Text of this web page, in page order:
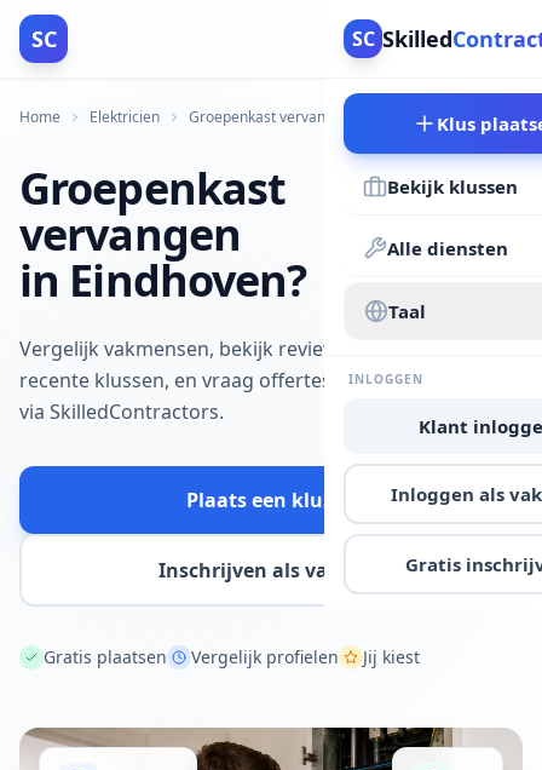
SC SC Skilled
Klus
Bekijk klussen
Alle diensten
Taal
INLOGGEN
Klant
Inloggen als
Gratis
Home Elektricien Groepenkast vervangen Eindhoven
Groepenkast
vervangen
in Eindhoven?
Vergelijk vakmensen, bekijk reviews en
recente klussen, en vraag offertes aan
via SkilledContractors.
Plaats een klus
Inschrijven als vakman
Gratis plaatsen Vergelijk profielen Jij kiest